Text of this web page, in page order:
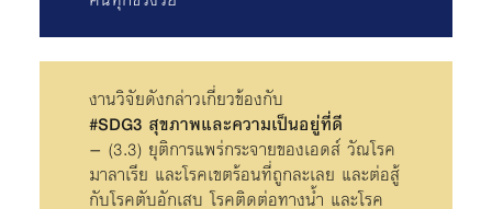
งานวิจัยดังกล่าวเกี่ยวข้องกับ
#SDG3 สุขภาพและความเป็นอยู่ที่ดี
– (3.3) ยุติการแพร่กระจายของเอดส์ วัณโรค
มาลาเรีย และโรคเขตร้อนที่ถูกละเลย และต่อสู้
กับโรคตับอักเสบ โรคติดต่อทางน้ำ และโรค